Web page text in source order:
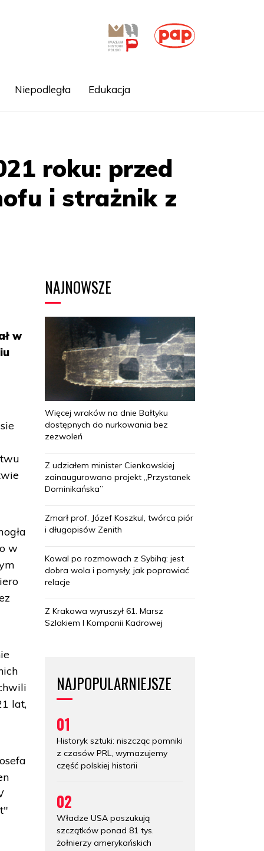
Niepodległa Edukacja
roku: przed
i strażnik z
w
w
lat,
NAJNOWSZE
Więcej wraków na dnie Bałtyku
dostępnych do nurkowania bez
zezwoleń
Z udziałem minister Cienkowskiej
zainaugurowano projekt „Przystanek
Dominikańska”
Zmarł prof. Józef Koszkul, twórca piór
i długopisów Zenith
Kowal po rozmowach z Sybihą: jest
dobra wola i pomysły, jak poprawiać
relacje
Z Krakowa wyruszył 61. Marsz
Szlakiem I Kompanii Kadrowej
NAJPOPULARNIEJSZE
01
Historyk sztuki: niszcząc pomniki
z czasów PRL, wymazujemy
część polskiej historii
02
Władze USA poszukują
szczątków ponad 81 tys.
żołnierzy amerykańskich